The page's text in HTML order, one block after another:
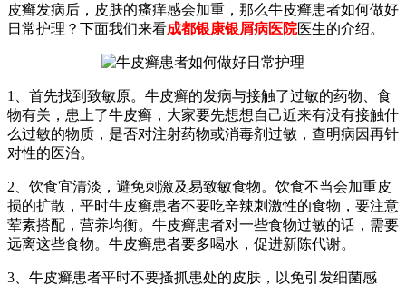
皮癣发病后，皮肤的瘙痒感会加重，那么牛皮癣患者如何做好
日常护理？下面我们来看成都银康银屑病医院医生的介绍。
1、首先找到致敏原。牛皮癣的发病与接触了过敏的药物、食
物有关，患上了牛皮癣，大家要先想想自己近来有没有接触什
么过敏的物质，是否对注射药物或消毒剂过敏，查明病因再针
对性的医治。
2、饮食宜清淡，避免刺激及易致敏食物。饮食不当会加重皮
损的扩散，平时牛皮癣患者不要吃辛辣刺激性的食物，要注意
荤素搭配，营养均衡。牛皮癣患者对一些食物过敏的话，需要
远离这些食物。牛皮癣患者要多喝水，促进新陈代谢。
3、牛皮癣患者平时不要搔抓患处的皮肤，以免引发细菌感